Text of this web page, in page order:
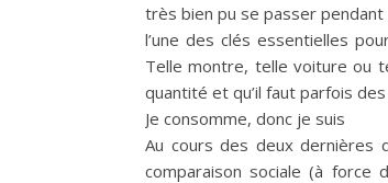
très bien pu se passer pendant
l’une des clés essentielles
Telle montre, telle voiture ou
quantité et qu’il faut parfois
Je consomme, donc je suis
Au cours des deux dernières
comparaison sociale (à force